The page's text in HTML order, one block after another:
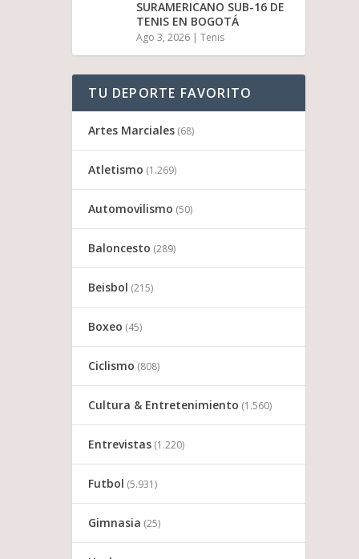
SURAMERICANO SUB-16 DE
TENIS EN BOGOTÁ
Ago 3, 2026 |Tenis
TU DEPORTE FAVORITO
Artes Marciales (68)
Atletismo (1.269)
Automovilismo (50)
Baloncesto (289)
Beisbol (215)
Boxeo (45)
Ciclismo (808)
Cultura & Entretenimiento (1.560)
Entrevistas (1.220)
Futbol (5.931)
Gimnasia (25)